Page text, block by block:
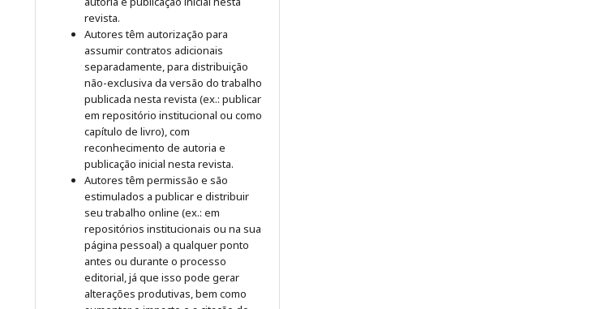
revista.
Autores têm autorização para
assumir contratos adicionais
separadamente, para distribuição
não-exclusiva da versão do trabalho
publicada nesta revista (ex.: publicar
em repositório institucional ou como
capítulo de livro), com
reconhecimento de autoria e
publicação inicial nesta revista.
Autores têm permissão e são
estimulados a publicar e distribuir
seu trabalho online (ex.: em
repositórios institucionais ou na sua
página pessoal) a qualquer ponto
antes ou durante o processo
editorial, já que isso pode gerar
alterações produtivas, bem como